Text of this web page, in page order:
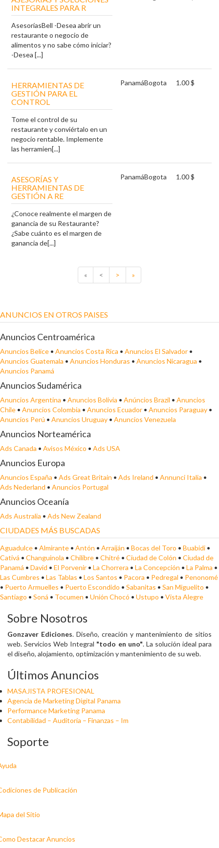
INTEGRALES PARA R
AsesoríasBell -Desea abrir un
restaurante o negocio de
alimentos y no sabe cómo iniciar?
-Desea [...]
HERRAMIENTAS DE
GESTIÓN PARA EL
CONTROL
Tome el control de su
restaurante y conviértalo en un
negocio rentable. Implemente
las herramien[...]
PanamáBogota 1.00 $
ASESORÍAS Y
HERRAMIENTAS DE
GESTIÓN A RE
¿Conoce realmente el margen de
ganancia de su Restaurante?
¿Sabe cuánto es el margen de
ganancia de[...]
PanamáBogota 1.00 $
« < > »
ANUNCIOS EN OTROS PAISES
Anuncios Centroamérica
Anuncios Belice • Anuncios Costa Rica • Anuncios El Salvador •
Anuncios Guatemala • Anuncios Honduras • Anuncios Nicaragua •
Anuncios Panamá
Anuncios Sudamérica
Anuncios Argentina • Anuncios Bolivia • Anúncios Brazil • Anuncios
Chile • Anuncios Colombia • Anuncios Ecuador • Anuncios Paraguay •
Anuncios Perú • Anuncios Uruguay • Anuncios Venezuela
Anuncios Norteamérica
Ads Canada • Avisos México • Ads USA
Anuncios Europa
Anuncios España • Ads Great Britain • Ads Ireland • Annunci Italia •
Ads Nederland • Anuncios Portugal
Anuncios Oceanía
Ads Australia • Ads New Zealand
CIUDADES MÁS BUSCADAS
Aguadulce • Almirante • Antón • Arraiján • Bocas del Toro • Buabidi •
Cativá • Changuinola • Chilibre • Chitré • Ciudad de Colón • Ciudad de
Panamá • David • El Porvenir • La Chorrera • La Concepción • La Palma •
Las Cumbres • Las Tablas • Los Santos • Pacora • Pedregal • Penonomé
• Puerto Armuelles • Puerto Escondido • Sabanitas • San Miguelito •
Santiago • Soná • Tocumen • Unión Chocó • Ustupo • Vista Alegre
Sobre Nosotros
Gonzaver Ediciones. Diseño, creación y mantenimiento de sitios
web. Servicios Web Integral "todo en uno". La solución ideal para
el diseño, alojamiento, optimización y mantenimiento de su web.
Últimos Anuncios
MASAJISTA PROFESIONAL
Agencia de Marketing Digital Panama
Performance Marketing Panama
Contabilidad – Auditoría – Finanzas – Im
Soporte
de Publicación
del Sitio
Destacar Anuncios